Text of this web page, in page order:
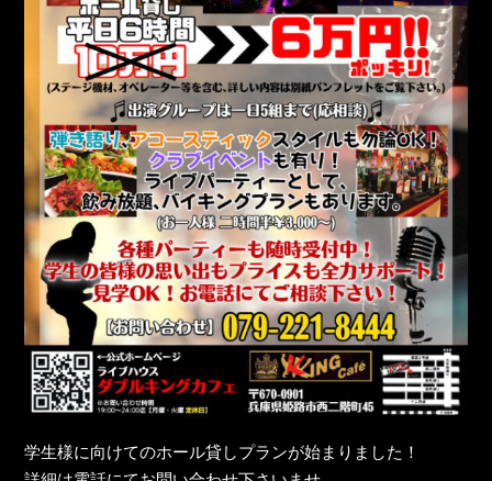
学生様に向けてのホール貸しプランが始まりました！